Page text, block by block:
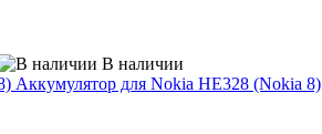
В наличии
Аккумулятор для Nokia HE328 (Nokia 8)